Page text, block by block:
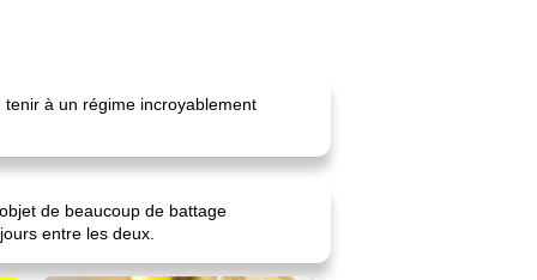
à un régime incroyablement
de beaucoup de battage
entre les deux.